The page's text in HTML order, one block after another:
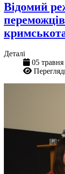
Відомий
Деталі
05